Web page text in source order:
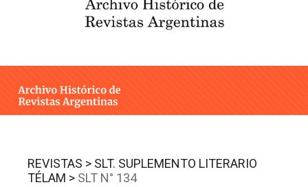
ESTUDIOS CRÍTICOS
INTEGRANTES
CONTACTO
REVISTAS > SLT. SUPLEMENTO LITERARIO
TÉLAM > SLT N° 134